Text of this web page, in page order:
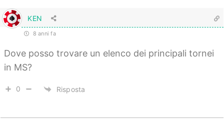
KEN
8 anni fa
Dove posso trovare un elenco dei principali tornei
in MS?
0 Risposta